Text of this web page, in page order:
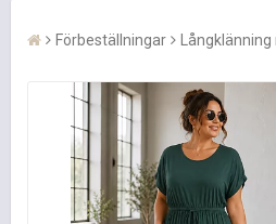
Förbeställningar